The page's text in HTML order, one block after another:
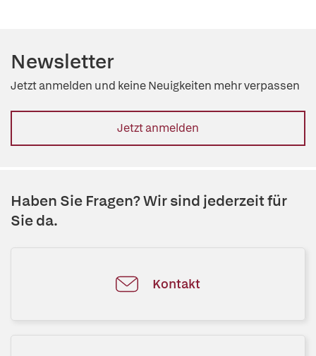
Newsletter
Jetzt anmelden und keine Neuigkeiten mehr verpassen
Jetzt anmelden
Haben Sie Fragen? Wir sind jederzeit für
Sie da.
Kontakt